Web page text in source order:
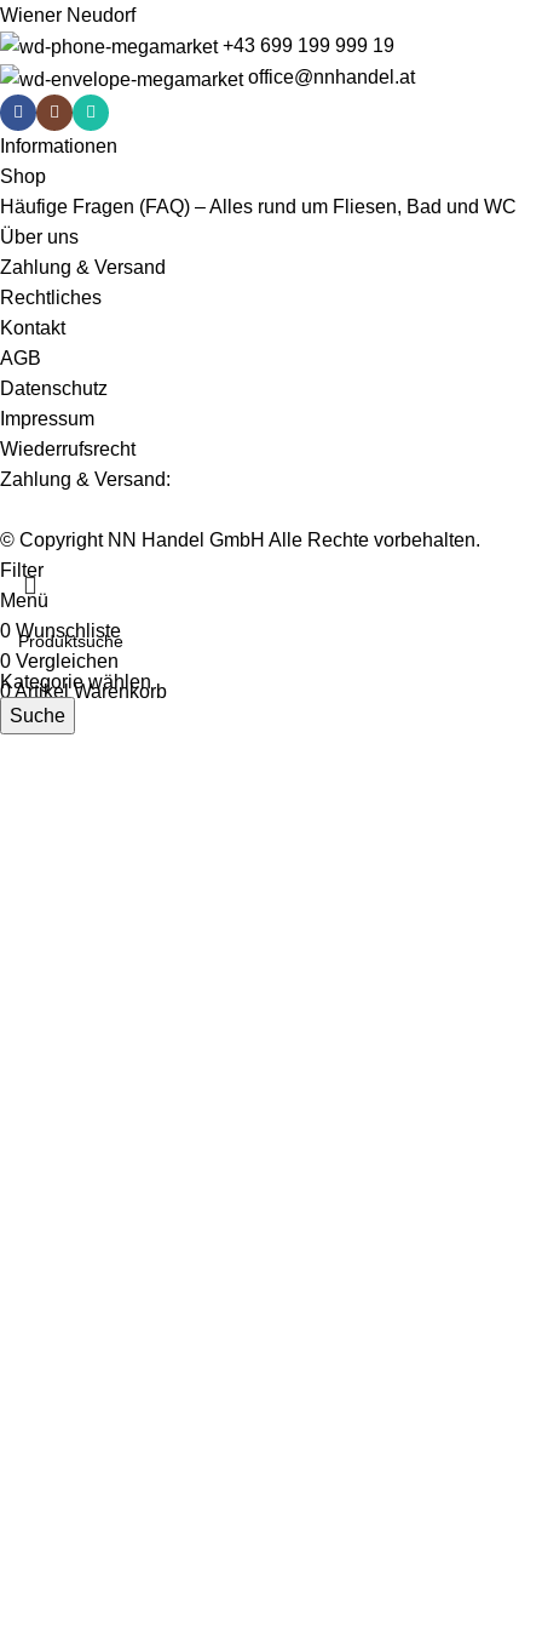
Wiener Neudorf
+43 699 199 999 19
office@nnhandel.at
Informationen
Shop
Häufige Fragen (FAQ) – Alles rund um Fliesen, Bad und WC
Über uns
Zahlung & Versand
Rechtliches
Kontakt
AGB
Datenschutz
Impressum
Wiederrufsrecht
Zahlung & Versand:
© Copyright NN Handel GmbH Alle Rechte vorbehalten.
Kategorie wählen
Suche
Filter
Menü
0 Wunschliste
0 Vergleichen
0Artikel Warenkorb